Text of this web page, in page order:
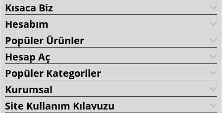
Kısaca Biz
Hesabım
Popüler Ürünler
Hesap Aç
Popüler Kategoriler
Kurumsal
Site Kullanım Kılavuzu